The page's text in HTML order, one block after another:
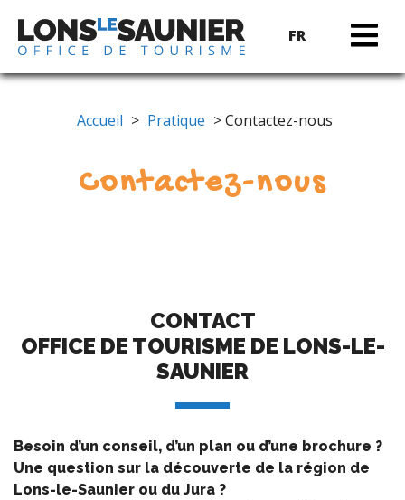
FR
Accueil > Pratique > Contactez-nous
Contactez-nous
CONTACT
OFFICE DE TOURISME DE LONS-LE-
SAUNIER
Besoin d’un conseil, d’un plan ou d’une brochure ?
Une question sur la découverte de la région de
Lons-le-Saunier ou du Jura ?